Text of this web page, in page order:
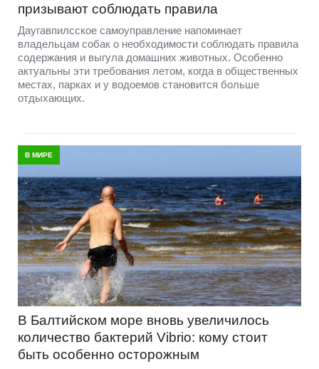
призывают соблюдать правила
Даугавпилсское самоуправление напоминает
владельцам собак о необходимости соблюдать правила
содержания и выгула домашних животных. Особенно
актуальны эти требования летом, когда в общественных
местах, парках и у водоемов становится больше
отдыхающих.
В МИРЕ
В Балтийском море вновь увеличилось
количество бактерий Vibrio: кому стоит
быть особенно осторожным